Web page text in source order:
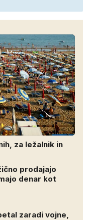
za ležalnik in
prodajajo
denar kot
zaradi vojne,